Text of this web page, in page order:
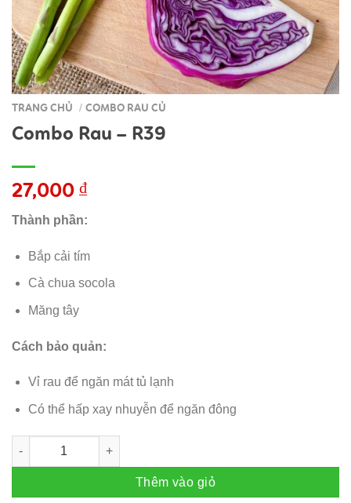
TRANG CHỦ / COMBO RAU CỦ
Combo Rau – R39
27,000 ₫
Thành phần:
Bắp cải tím
Cà chua socola
Măng tây
Cách bảo quản:
Vỉ rau để ngăn mát tủ lạnh
Có thể hấp xay nhuyễn để ngăn đông
Combo Rau – R39 số lượng
Thêm vào giỏ